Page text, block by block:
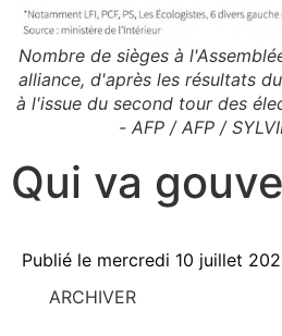
Nombre de sièges à
alliance, d'après les résultats
à l'issue du second tour des
- AFP / AFP /
Qui va
Publié le mercredi 10 juillet
ARCHIVER